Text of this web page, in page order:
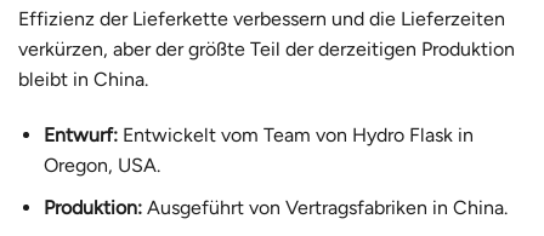
Effizienz der Lieferkette verbessern und die Lieferzeiten
verkürzen, aber der größte Teil der derzeitigen Produktion
bleibt in China.
Entwurf:Entwickelt vom Team von Hydro Flask in
Oregon, USA.
Produktion:Ausgeführt von Vertragsfabriken in China.